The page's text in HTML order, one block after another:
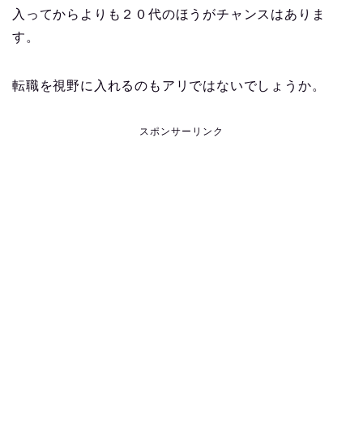
入ってからよりも２０代のほうがチャンスはありま
す。
転職を視野に入れるのもアリではないでしょうか。
スポンサーリンク